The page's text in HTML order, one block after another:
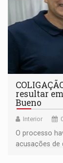
resultar
Bueno
Interior
O processo
acusações de